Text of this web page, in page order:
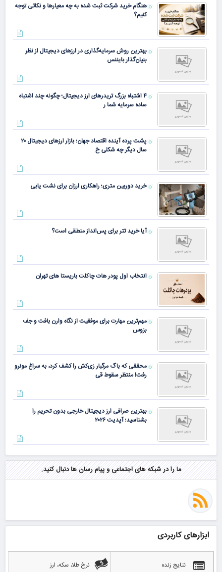
هنگام خرید شرکت ثبت شده به چه معیارها و نکاتی توجه
کنیم؟
بهترین روش سرمایه‌گذاری در ارزهای دیجیتال از نظر
بنیان‌گذار بایننس
۴ اشتباه بزرگ تریدرهای ارز دیجیتال؛ چگونه چند اشتباه
ساده سرمایه شما ر
پشت پرده آینده اقتصاد جهان؛ بازار ارزهای دیجیتال ۲۰
سال دیگر چه شکلی خ
خرید دوربین متری؛ راهکاری ارزان برای نشت یابی
آیا خرید تتر برای پس‌انداز منطقی است؟
انتخاب اول پودر هات چاکلت باریستا های تهران
مهم‌ترین مهارت برای موفقیت از نگاه وارن بافت و جف
بزوس
محققی که باگ مرگبار زی‌کش را کشف کرد، به سراغ مونرو
رفت! منتظر سقوط قی
بهترین صرافی ارز دیجیتال خارجی بدون تحریم را
بشناسید؛ آپدیت ۲۰۲۶
ما را در شبکه های اجتماعی و پیام رسان ها دنبال کنید.
ابزارهای کاربردی
نتایج زنده نرخ طلا، سکه، ارز